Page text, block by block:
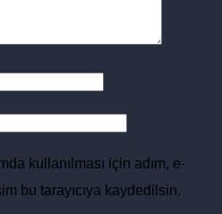
kullanılması için adım, e-
bu tarayıcıya kaydedilsin.